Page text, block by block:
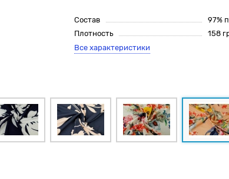
Состав
97%
Плотность
158
Все характеристики